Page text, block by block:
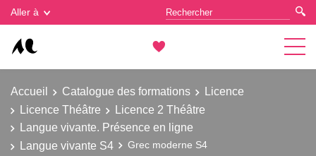
Aller à
Accueil Catalogue des formations
Licence
Licence Théâtre
Licence 2 Théâtre
Langue vivante. Présence en ligne
Langue vivante S4
Grec moderne S4
Gestion des cookies